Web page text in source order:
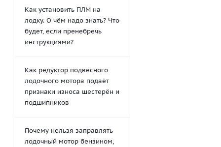
Как установить ПЛМ на
лодку. О чём надо знать? Что
будет, если пренебречь
инструкциями?
Как редуктор подвесного
лодочного мотора подаёт
признаки износа шестерён и
подшипников
Почему нельзя заправлять
лодочный мотор бензином,